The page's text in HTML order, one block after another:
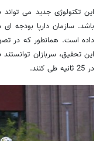
این تکنولوژی جدید می
داده است. همانطور که در
در 25 ثانیه طی کنند.